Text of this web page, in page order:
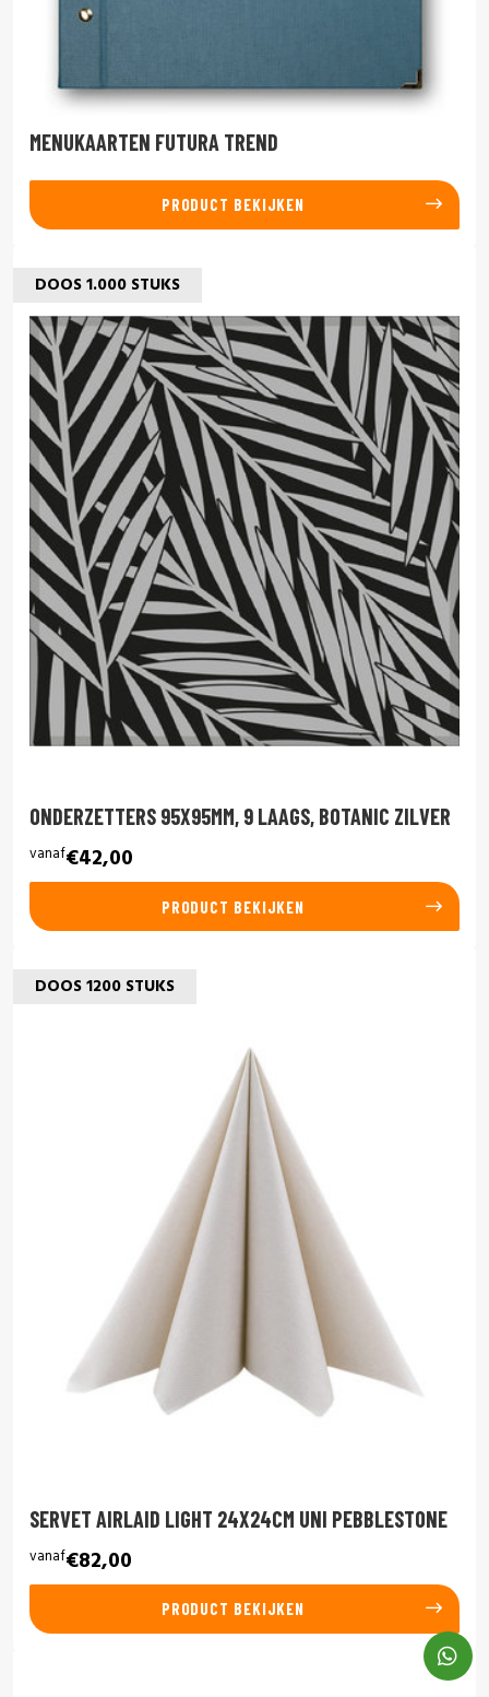
MENUKAARTEN FUTURA TREND
PRODUCT BEKIJKEN
DOOS 1.000 STUKS
ONDERZETTERS 95X95MM, 9 LAAGS, BOTANIC ZILVER
vanaf€42,00
PRODUCT BEKIJKEN
DOOS 1200 STUKS
SERVET AIRLAID LIGHT 24X24CM UNI PEBBLESTONE
vanaf€82,00
PRODUCT BEKIJKEN